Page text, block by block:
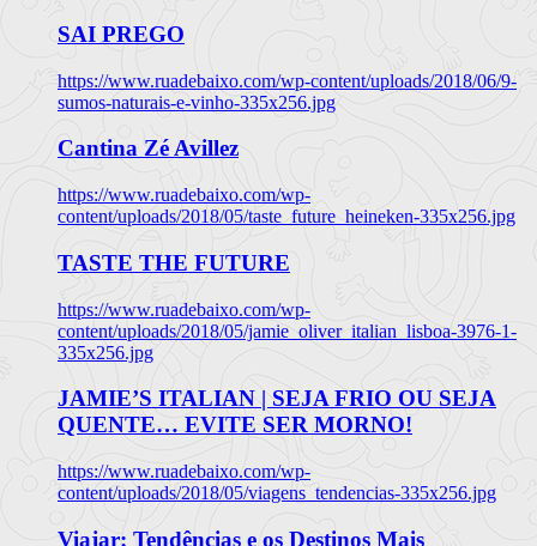
SAI PREGO
https://www.ruadebaixo.com/wp-content/uploads/2018/06/9-
sumos-naturais-e-vinho-335x256.jpg
Cantina Zé Avillez
https://www.ruadebaixo.com/wp-
content/uploads/2018/05/taste_future_heineken-335x256.jpg
TASTE THE FUTURE
https://www.ruadebaixo.com/wp-
content/uploads/2018/05/jamie_oliver_italian_lisboa-3976-1-
335x256.jpg
JAMIE’S ITALIAN | SEJA FRIO OU SEJA
QUENTE… EVITE SER MORNO!
https://www.ruadebaixo.com/wp-
content/uploads/2018/05/viagens_tendencias-335x256.jpg
Viajar: Tendências e os Destinos Mais